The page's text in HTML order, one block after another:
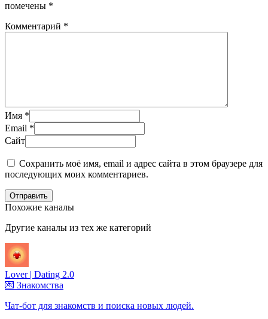
помечены *
Комментарий *
Имя *
Email *
Сайт
Сохранить моё имя, email и адрес сайта в этом браузере для
последующих моих комментариев.
Отправить
Похожие каналы
Другие каналы из тех же категорий
Lover | Dating 2.0
💌 Знакомства
Чат-бот для знакомств и поиска новых людей.